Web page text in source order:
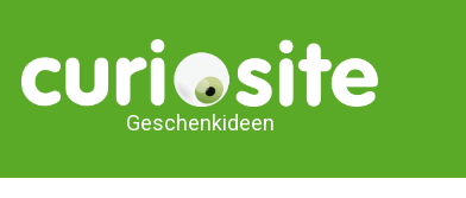
Geschenkideen